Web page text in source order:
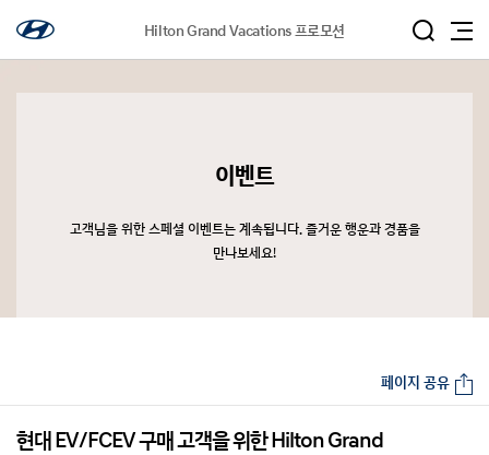
Hilton Grand Vacations 프로모션
이벤트
고객님을 위한 스페셜 이벤트는 계속됩니다. 즐거운 행운과 경품을
만나보세요!
현대 EV/FCEV 구매 고객을 위한 Hilton Grand
페이지 공유